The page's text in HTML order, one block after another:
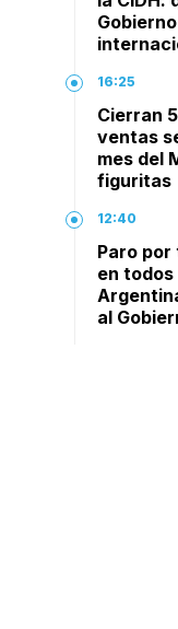
16:25
Cierran
ventas
mes del
figuritas
12:40
Paro
en
al